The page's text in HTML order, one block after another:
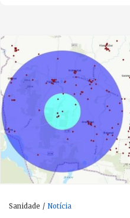
Sanidade Notícia